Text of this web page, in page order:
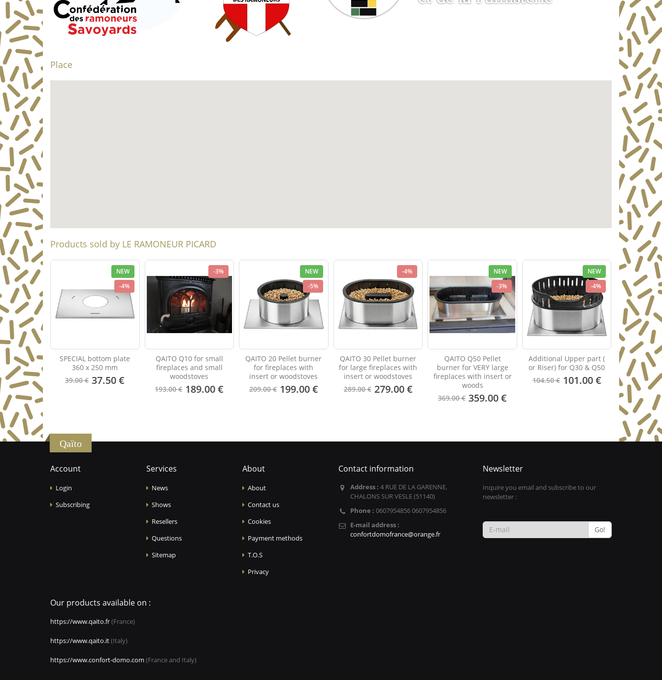
Place
Products sold by LE RAMONEUR PICARD
NEW
-4%
SPECIAL bottom plate
360 x 250 mm
39.00 € 37.50 €
-3%
QAITO Q10 for small
fireplaces and small
woodstoves
193.00 € 189.00 €
NEW
-5%
QAITO 20 Pellet burner
for fireplaces with
insert or woodstoves
209.00 € 199.00 €
-4%
QAITO 30 Pellet burner
for large fireplaces with
insert or woodstoves
289.00 € 279.00 €
NEW
-3%
QAITO Q50 Pellet
burner for VERY large
fireplaces with insert or
woods
369.00 € 359.00 €
NEW
-4%
Additional Upper part (
or Riser) for Q30 & Q50
104.50 € 101.00 €
Qaïto
Account
Login
Subscribing
Services
News
Shows
Resellers
Questions
Sitemap
About
About
Contact us
Cookies
Payment methods
T.O.S
Privacy
Contact information
Address : 4 RUE DE LA GARENNE,
CHALONS SUR VESLE (51140)
Phone : 0607954856 0607954856
E-mail address :
confortdomofrance@orange.fr
Newsletter
Inquire you email and subscribe to our
newsletter :
Go!
Our products available on :
https://www.qaito.fr(France)
https://www.qaito.it(Italy)
https://www.confort-domo.com (France and Italy)